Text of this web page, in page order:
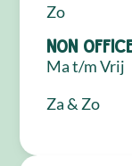
Zo
NON
Ma t/m Vrij
Za & Zo